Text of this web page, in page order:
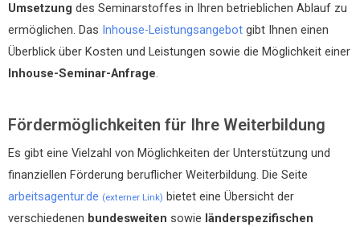
Umsetzung des Seminarstoffes in Ihren betrieblichen Ablauf zu
ermöglichen. Das Inhouse-Leistungsangebot gibt Ihnen einen
Überblick über Kosten und Leistungen sowie die Möglichkeit einer
Inhouse-Seminar-Anfrage.
Fördermöglichkeiten für Ihre Weiterbildung
Es gibt eine Vielzahl von Möglichkeiten der Unterstützung und
finanziellen Förderung beruflicher Weiterbildung. Die Seite
arbeitsagentur.de (externer Link) bietet eine Übersicht der
verschiedenen bundesweiten sowie länderspezifischen